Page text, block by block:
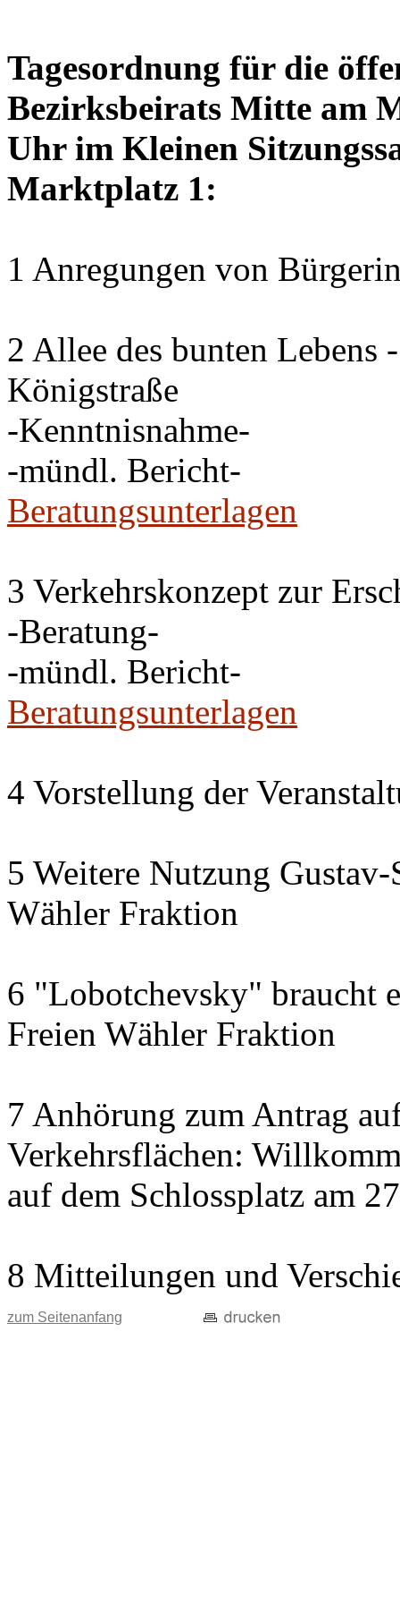
Tagesordnung für die
Bezirksbeirats Mitte am
Uhr im Kleinen
Marktplatz 1:
1 Anregungen von
2 Allee des bunten Lebens
Königstraße
-Kenntnisnahme-
-mündl. Bericht-
Beratungsunterlagen
3 Verkehrskonzept zur
-Beratung-
-mündl. Bericht-
Beratungsunterlagen
4 Vorstellung der
5 Weitere Nutzung
Wähler Fraktion
6 "Lobotchevsky" braucht
Freien Wähler Fraktion
7 Anhörung zum Antrag
Verkehrsflächen:
auf dem Schlossplatz am
8 Mitteilungen und
zum Seitenanfang